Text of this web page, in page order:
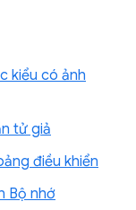
kiểu có ảnh
tử giả
điều khiển
Bộ nhớ